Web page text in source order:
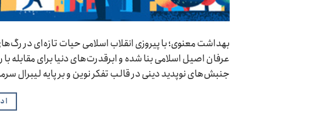
بهداشت معنوی؛ با پیروزی انقلاب اسلامی حیات تازه‌ای در
عرفان اصیل اسلامی بنا شده و ابرقدرت‌های دنیا برای
جنبش‌های نوپدید دینی در قالب تفکر نوین و بر پایه لیبرال